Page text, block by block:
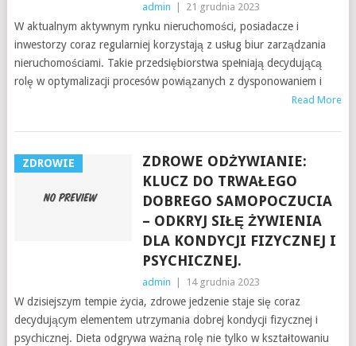
admin 21 grudnia 2023
W aktualnym aktywnym rynku nieruchomości, posiadacze i
inwestorzy coraz regularniej korzystają z usług biur zarządzania
nieruchomościami. Takie przedsiębiorstwa spełniają decydującą
rolę w optymalizacji procesów powiązanych z dysponowaniem i
Read More
ZDROWIE
ZDROWE ODŻYWIANIE:
KLUCZ DO TRWAŁEGO
DOBREGO SAMOPOCZUCIA
– ODKRYJ SIŁĘ ŻYWIENIA
DLA KONDYCJI FIZYCZNEJ I
PSYCHICZNEJ.
admin 14 grudnia 2023
W dzisiejszym tempie życia, zdrowe jedzenie staje się coraz
decydującym elementem utrzymania dobrej kondycji fizycznej i
psychicznej. Dieta odgrywa ważną rolę nie tylko w kształtowaniu